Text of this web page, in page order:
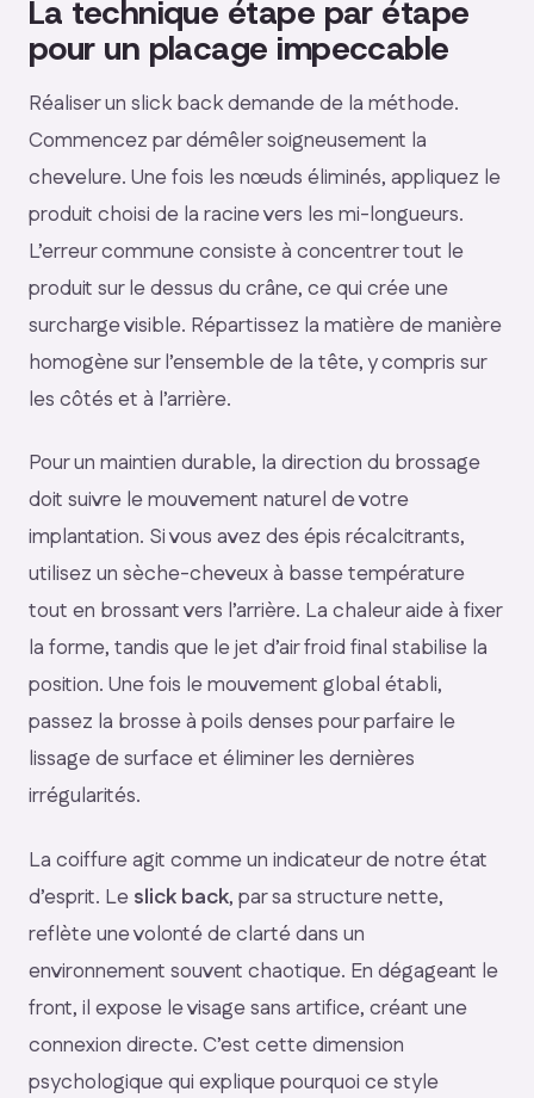
La technique étape par étape
pour un placage impeccable
Réaliser un slick back demande de la méthode.
Commencez par démêler soigneusement la
chevelure. Une fois les nœuds éliminés, appliquez le
produit choisi de la racine vers les mi-longueurs.
L’erreur commune consiste à concentrer tout le
produit sur le dessus du crâne, ce qui crée une
surcharge visible. Répartissez la matière de manière
homogène sur l’ensemble de la tête, y compris sur
les côtés et à l’arrière.
Pour un maintien durable, la direction du brossage
doit suivre le mouvement naturel de votre
implantation. Si vous avez des épis récalcitrants,
utilisez un sèche-cheveux à basse température
tout en brossant vers l’arrière. La chaleur aide à fixer
la forme, tandis que le jet d’air froid final stabilise la
position. Une fois le mouvement global établi,
passez la brosse à poils denses pour parfaire le
lissage de surface et éliminer les dernières
irrégularités.
La coiffure agit comme un indicateur de notre état
d’esprit. Le slick back, par sa structure nette,
reflète une volonté de clarté dans un
environnement souvent chaotique. En dégageant le
front, il expose le visage sans artifice, créant une
connexion directe. C’est cette dimension
psychologique qui explique pourquoi ce style